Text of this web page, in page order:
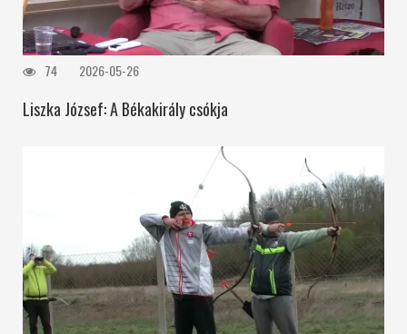
74 2026-05-26
Liszka József: A Békakirály csókja